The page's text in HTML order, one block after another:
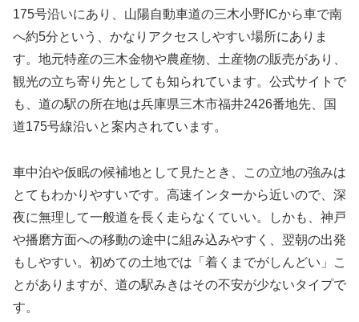
175号沿いにあり、山陽自動車道の三木小野ICから車で南
へ約5分という、かなりアクセスしやすい場所にありま
す。地元特産の三木金物や農産物、土産物の販売があり、
観光の立ち寄り先としても知られています。公式サイトで
も、道の駅の所在地は兵庫県三木市福井2426番地先、国
道175号線沿いと案内されています。
車中泊や仮眠の候補地として見たとき、この立地の強みは
とてもわかりやすいです。高速インターから近いので、深
夜に無理して一般道を長く走らなくていい。しかも、神戸
や播磨方面への移動の途中に組み込みやすく、翌朝の出発
もしやすい。初めての土地では「着くまでがしんどい」こ
とがありますが、道の駅みきはその不安が少ないタイプで
す。